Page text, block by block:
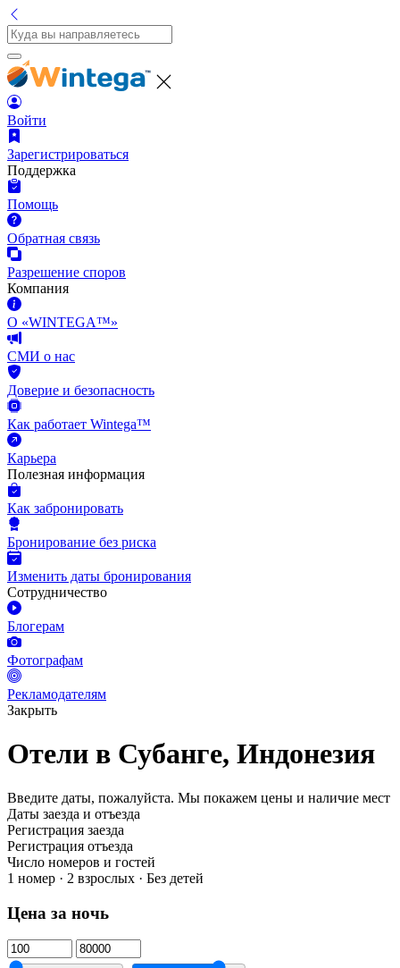
Войти
Зарегистрироваться
Поддержка
Помощь
Обратная связь
Разрешение споров
Компания
О «WINTEGA™»
СМИ о нас
Доверие и безопасность
Как работает Wintega™
Карьера
Полезная информация
Как забронировать
Бронирование без риска
Изменить даты бронирования
Сотрудничество
Блогерам
Фотографам
Рекламодателям
Закрыть
Отели в Субанге, Индонезия
Введите даты, пожалуйста. Мы покажем цены и наличие мест
Даты заезда и отъезда
Регистрация заезда
Регистрация отъезда
Число номеров и гостей
1 номер · 2 взрослых · Без детей
Цена за ночь